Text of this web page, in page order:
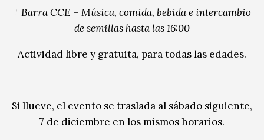
+ Barra CCE – Música, comida, bebida e intercambio
de semillas hasta las 16:00
Actividad libre y gratuita, para todas las edades.
Si llueve, el evento se traslada al sábado siguiente,
7 de diciembre en los mismos horarios.